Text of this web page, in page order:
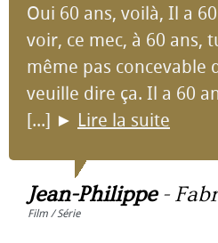
Oui 60 ans, voilà, Il a
voir, ce mec, à 60 ans,
même pas concevable
veuille dire ça. Il a 60
[...] ► Lire la suite
Jean-Philippe-
Film / Série